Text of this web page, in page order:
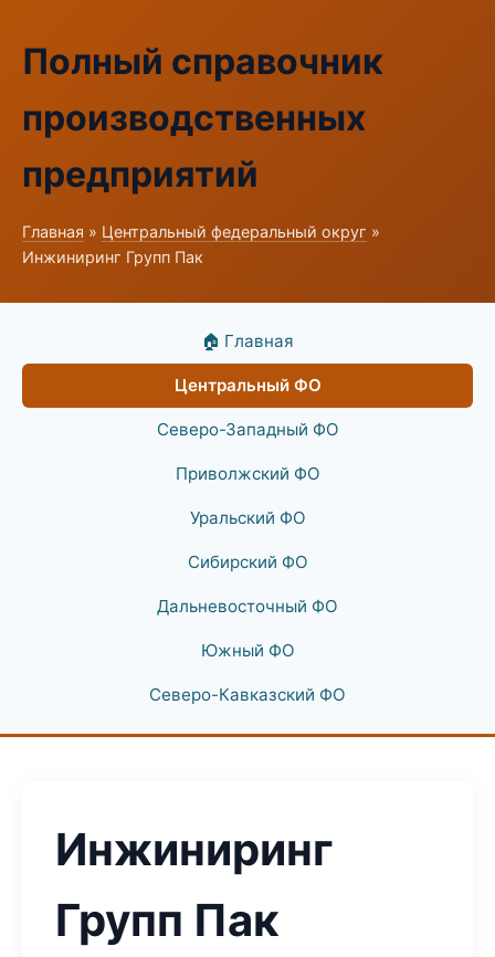
Полный справочник
производственных
предприятий
Главная » Центральный федеральный округ »
Инжиниринг Групп Пак
🏠 Главная
Центральный ФО
Северо-Западный ФО
Приволжский ФО
Уральский ФО
Сибирский ФО
Дальневосточный ФО
Южный ФО
Северо-Кавказский ФО
Инжиниринг
Групп Пак